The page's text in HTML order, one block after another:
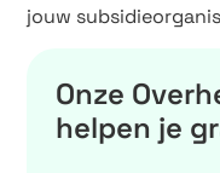
jouw
Onze
helpen je